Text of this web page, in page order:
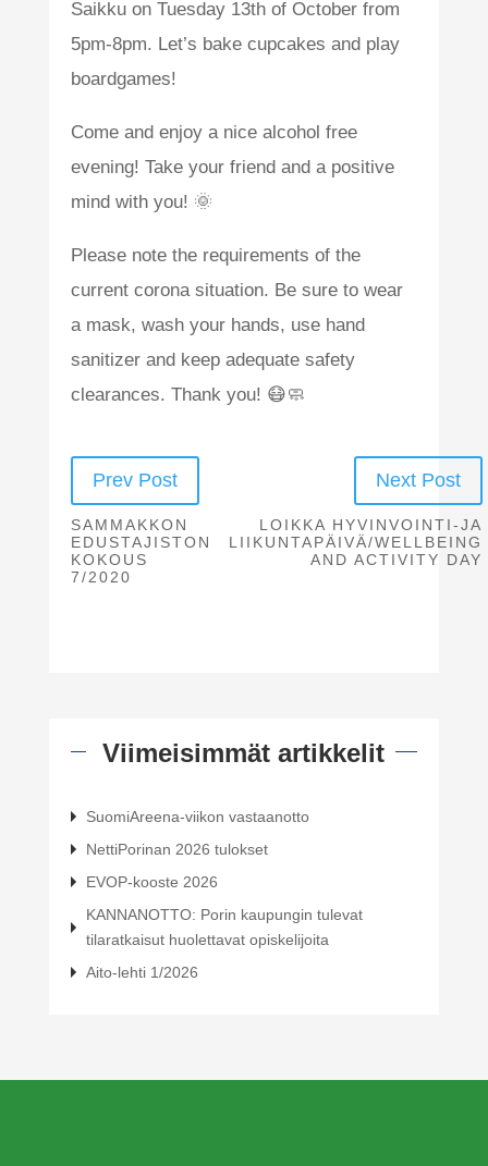
Saikku on Tuesday 13th of October from
5pm-8pm. Let’s bake cupcakes and play
boardgames!
Come and enjoy a nice alcohol free
evening! Take your friend and a positive
mind with you! 🌞
Please note the requirements of the
current corona situation. Be sure to wear
a mask, wash your hands, use hand
sanitizer and keep adequate safety
clearances. Thank you! 😷🧼
Prev Post
SAMMAKKON
EDUSTAJISTON
KOKOUS
7/2020
Next Post
LOIKKA HYVINVOINTI-JA
LIIKUNTAPÄIVÄ/WELLBEING
AND ACTIVITY DAY
Viimeisimmät artikkelit
SuomiAreena-viikon vastaanotto
NettiPorinan 2026 tulokset
EVOP-kooste 2026
KANNANOTTO: Porin kaupungin tulevat
tilaratkaisut huolettavat opiskelijoita
Aito-lehti 1/2026